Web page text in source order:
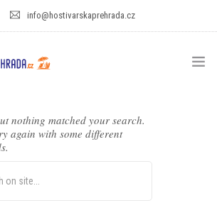
info@hostivarskaprehrada.cz
nothing matched your search.
again with some different